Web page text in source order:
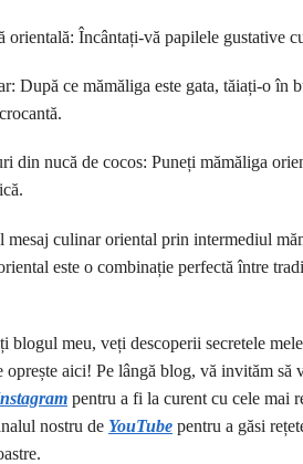
orientală: Încântați-vă papilele gustative
După ce mămăliga este gata, tăiați-o
din nucă de cocos: Puneți mămăliga
mesaj culinar oriental prin intermediul
este o combinație perfectă între
blogul meu, veți descoperii secretele
oprește aici! Pe lângă blog, vă invităm
nstagram pentru a fi la curent cu cele mai
nostru de YouTube pentru a găsi